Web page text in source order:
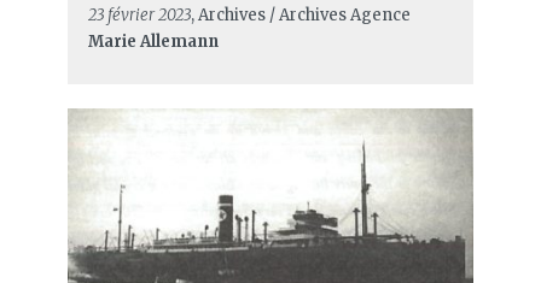
23 février 2023, Archives / Archives Agence
Marie Allemann